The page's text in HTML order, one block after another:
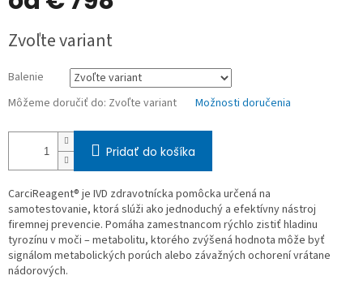
cena:
Zvoľte variant
Balenie
Môžeme doručiť do: Zvoľte variant Možnosti doručenia
Pridať do košíka
CarciReagent® je IVD zdravotnícka pomôcka určená na
samotestovanie, ktorá slúži ako jednoduchý a efektívny nástroj
firemnej prevencie. Pomáha zamestnancom rýchlo zistiť hladinu
tyrozínu v moči – metabolitu, ktorého zvýšená hodnota môže byť
signálom metabolických porúch alebo závažných ochorení vrátane
nádorových.